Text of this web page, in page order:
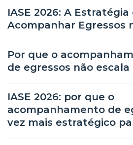
IASE 2026: A Estratégia
Acompanhar Egressos
Por que o
de egressos não escala
IASE 2026: por que o
acompanhamento de
vez mais estratégico